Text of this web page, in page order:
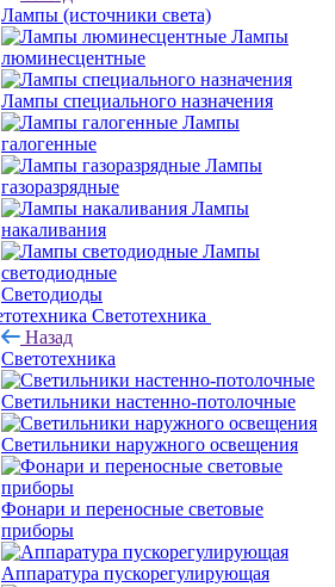
Лампы (источники света)
Лампы
люминесцентные
Лампы специального назначения
Лампы
галогенные
Лампы
газоразрядные
Лампы
накаливания
Лампы
светодиодные
Светодиоды
Светотехника
Назад
Светотехника
Светильники настенно-потолочные
Светильники наружного освещения
Фонари и переносные световые
приборы
Аппаратура пускорегулирующая